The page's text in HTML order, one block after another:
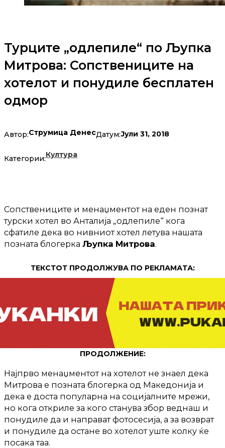
Турците „одлепиле“ по Љупка
Митрова: Сопствениците на
хотелот и понудиле бесплатен
одмор
Автор:Струмица ДенесДатум:Јули 31, 2018
Категории:Култура
Сопствениците и менаџментот на еден познат
турски хотел во Анталија „одлепиле“ кога
сфатиле дека во нивниот хотел летува нашата
позната блогерка Љупка Митрова.
ТЕКСТОТ ПРОДОЛЖУВА ПО РЕКЛАМАТА:
ПРОДОЛЖЕНИЕ:
Најпрво менаџментот на хотелот не знаел дека
Митрова е позната блогерка од Македонија и
дека е доста популарна на социјалните мрежи,
но кога откриле за кого станува збор веднаш и
понудиле да и направат фотосесија, а за возврат
и понудиле да остане во хотелот уште колку ќе
посака таа.